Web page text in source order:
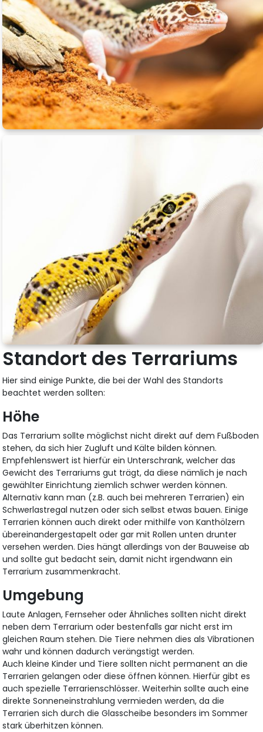
Standort des Terrariums
Hier sind einige Punkte, die bei der Wahl des Standorts
beachtet werden sollten:
Höhe
Das Terrarium sollte möglichst nicht direkt auf dem Fußboden
stehen, da sich hier Zugluft und Kälte bilden können.
Empfehlenswert ist hierfür ein Unterschrank, welcher das
Gewicht des Terrariums gut trägt, da diese nämlich je nach
gewählter Einrichtung ziemlich schwer werden können.
Alternativ kann man (z.B. auch bei mehreren Terrarien) ein
Schwerlastregal nutzen oder sich selbst etwas bauen. Einige
Terrarien können auch direkt oder mithilfe von Kanthölzern
übereinandergestapelt oder gar mit Rollen unten drunter
versehen werden. Dies hängt allerdings von der Bauweise ab
und sollte gut bedacht sein, damit nicht irgendwann ein
Terrarium zusammenkracht.
Umgebung
Laute Anlagen, Fernseher oder Ähnliches sollten nicht direkt
neben dem Terrarium oder bestenfalls gar nicht erst im
gleichen Raum stehen. Die Tiere nehmen dies als Vibrationen
wahr und können dadurch verängstigt werden.
Auch kleine Kinder und Tiere sollten nicht permanent an die
Terrarien gelangen oder diese öffnen können. Hierfür gibt es
auch spezielle Terrarienschlösser. Weiterhin sollte auch eine
direkte Sonneneinstrahlung vermieden werden, da die
Terrarien sich durch die Glasscheibe besonders im Sommer
stark überhitzen können.